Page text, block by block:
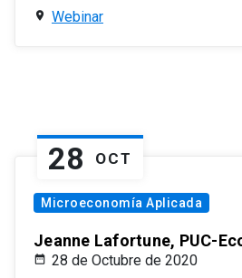
Webinar
28 OCT
Microeconomía Aplicada
Jeanne Lafortune, PUC-
28 de Octubre de 2020